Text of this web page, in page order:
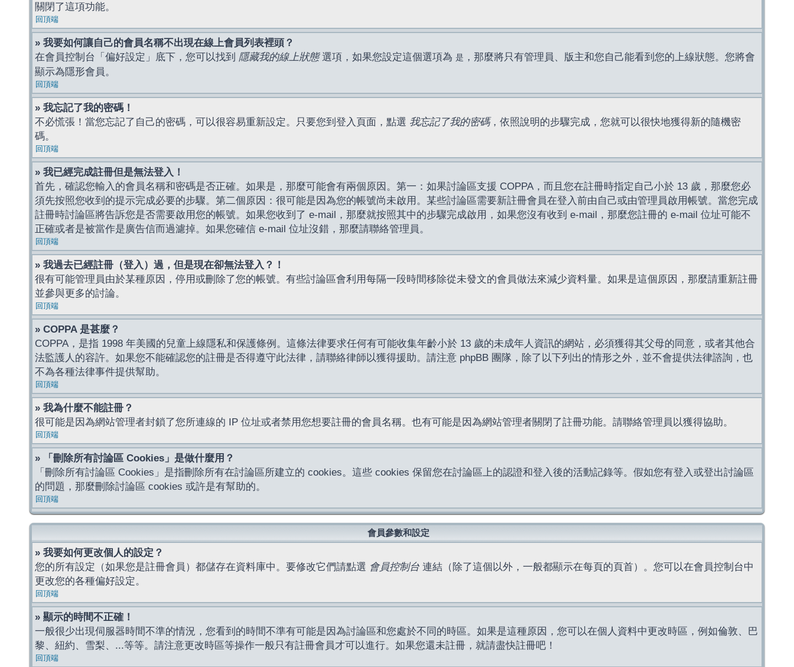
關閉了這項功能。
回頂端
» 我要如何讓自己的會員名稱不出現在線上會員列表裡頭？
在會員控制台「偏好設定」底下，您可以找到 隱藏我的線上狀態選項，如果您設定這個選項為 是 ，那麼將只有管理員、版主和您自己能看到您的上線狀態。您將會
顯示為隱形會員。
回頂端
» 我忘記了我的密碼！
不必慌張！當您忘記了自己的密碼，可以很容易重新設定。只要您到登入頁面，點選 我忘記了我的密碼，依照說明的步驟完成，您就可以很快地獲得新的隨機密
碼。
回頂端
» 我已經完成註冊但是無法登入！
首先，確認您輸入的會員名稱和密碼是否正確。如果是，那麼可能會有兩個原因。第一：如果討論區支援 COPPA，而且您在註冊時指定自己小於 13 歲，那麼您必
須先按照您收到的提示完成必要的步驟。第二個原因：很可能是因為您的帳號尚未啟用。某些討論區需要新註冊會員在登入前由自己或由管理員啟用帳號。當您完成
註冊時討論區將告訴您是否需要啟用您的帳號。如果您收到了 e-mail，那麼就按照其中的步驟完成啟用，如果您沒有收到 e-mail，那麼您註冊的 e-mail 位址可能不
正確或者是被當作是廣告信而過濾掉。如果您確信 e-mail 位址沒錯，那麼請聯絡管理員。
回頂端
» 我過去已經註冊（登入）過，但是現在卻無法登入？！
很有可能管理員由於某種原因，停用或刪除了您的帳號。有些討論區會利用每隔一段時間移除從未發文的會員做法來減少資料量。如果是這個原因，那麼請重新註冊
並參與更多的討論。
回頂端
» COPPA 是甚麼？
COPPA，是指 1998 年美國的兒童上線隱私和保護條例。這條法律要求任何有可能收集年齡小於 13 歲的未成年人資訊的網站，必須獲得其父母的同意，或者其他合
法監護人的容許。如果您不能確認您的註冊是否得遵守此法律，請聯絡律師以獲得援助。請注意 phpBB 團隊，除了以下列出的情形之外，並不會提供法律諮詢，也
不為各種法律事件提供幫助。
回頂端
» 我為什麼不能註冊？
很可能是因為網站管理者封鎖了您所連線的 IP 位址或者禁用您想要註冊的會員名稱。也有可能是因為網站管理者關閉了註冊功能。請聯絡管理員以獲得協助。
回頂端
» 「刪除所有討論區 Cookies」是做什麼用？
「刪除所有討論區 Cookies」是指刪除所有在討論區所建立的 cookies。這些 cookies 保留您在討論區上的認證和登入後的活動記錄等。假如您有登入或登出討論區
的問題，那麼刪除討論區 cookies 或許是有幫助的。
回頂端
會員參數和設定
» 我要如何更改個人的設定？
您的所有設定（如果您是註冊會員）都儲存在資料庫中。要修改它們請點選 會員控制台 連結（除了這個以外，一般都顯示在每頁的頁首）。您可以在會員控制台中
更改您的各種偏好設定。
回頂端
» 顯示的時間不正確！
一般很少出現伺服器時間不準的情況，您看到的時間不準有可能是因為討論區和您處於不同的時區。如果是這種原因，您可以在個人資料中更改時區，例如倫敦、巴
黎、紐約、雪梨、...等等。請注意更改時區等操作一般只有註冊會員才可以進行。如果您還未註冊，就請盡快註冊吧！
回頂端